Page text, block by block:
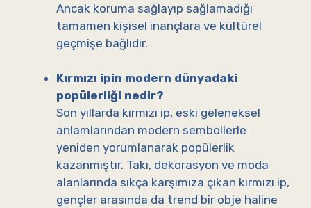
Ancak koruma sağlayıp sağlamadığı
tamamen kişisel inançlara ve kültürel
geçmişe bağlıdır.
Kırmızı ipin modern dünyadaki
popülerliği nedir?
Son yıllarda kırmızı ip, eski geleneksel
anlamlarından modern sembollerle
yeniden yorumlanarak popülerlik
kazanmıştır. Takı, dekorasyon ve moda
alanlarında sıkça karşımıza çıkan kırmızı ip,
gençler arasında da trend bir obje haline